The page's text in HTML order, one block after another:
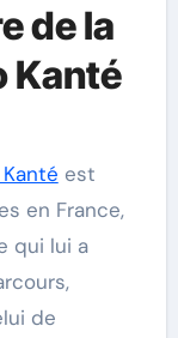
de la
Kanté
est
en France,
qui lui a
de